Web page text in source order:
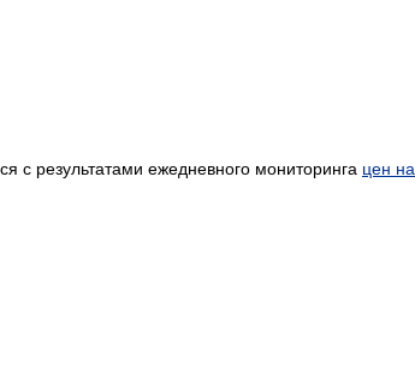
с результатами ежедневного мониторинга цен на